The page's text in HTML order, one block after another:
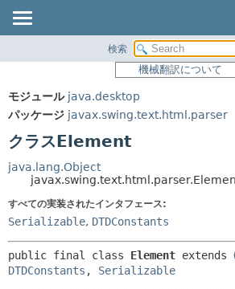
パッケージ
使用
ツリー
プレビュー
新規
非推奨
索引
サマリー:
ネス
詳細:
メソ
検索
機械翻訳について
モジュール java.desktop
パッケージ javax.swing.text.html.parser
クラスElement
java.lang.Object
すべての実装されたインタフェース:
Serializable, DTDConstants
public final class Element extends
DTDConstants , Serializable